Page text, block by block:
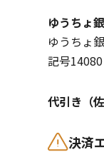
ゆうちょ
ゆうちょ
記号
代引き（
決済